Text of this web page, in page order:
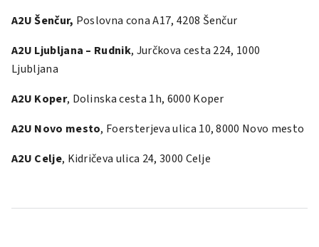
A2U Šenčur, Poslovna cona A17, 4208 Šenčur
A2U Ljubljana – Rudnik, Jurčkova cesta 224, 1000
Ljubljana
A2U Koper, Dolinska cesta 1h, 6000 Koper
A2U Novo mesto, Foersterjeva ulica 10, 8000 Novo mesto
A2U Celje, Kidričeva ulica 24, 3000 Celje